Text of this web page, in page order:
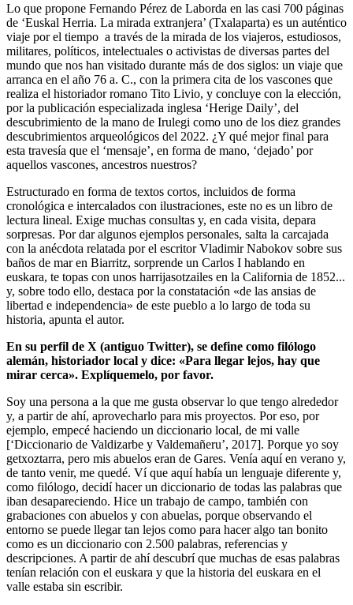
Lo que propone Fernando Pérez de Laborda en las casi 700 páginas
de ‘Euskal Herria. La mirada extranjera’ (Txalaparta) es un auténtico
viaje por el tiempo a través de la mirada de los viajeros, estudiosos,
militares, políticos, intelectuales o activistas de diversas partes del
mundo que nos han visitado durante más de dos siglos: un viaje que
arranca en el año 76 a. C., con la primera cita de los vascones que
realiza el historiador romano Tito Livio, y concluye con la elección,
por la publicación especializada inglesa ‘Herige Daily’, del
descubrimiento de la mano de Irulegi como uno de los diez grandes
descubrimientos arqueológicos del 2022. ¿Y qué mejor final para
esta travesía que el ‘mensaje’, en forma de mano, ‘dejado’ por
aquellos vascones, ancestros nuestros?
Estructurado en forma de textos cortos, incluidos de forma
cronológica e intercalados con ilustraciones, este no es un libro de
lectura lineal. Exige muchas consultas y, en cada visita, depara
sorpresas. Por dar algunos ejemplos personales, salta la carcajada
con la anécdota relatada por el escritor Vladimir Nabokov sobre sus
baños de mar en Biarritz, sorprende un Carlos I hablando en
euskara, te topas con unos harrijasotzailes en la California de 1852...
y, sobre todo ello, destaca por la constatación «de las ansias de
libertad e independencia» de este pueblo a lo largo de toda su
historia, apunta el autor.
En su perfil de X (antiguo Twitter), se define como filólogo
alemán, historiador local y dice: «Para llegar lejos, hay que
mirar cerca». Explíquemelo, por favor.
Soy una persona a la que me gusta observar lo que tengo alrededor
y, a partir de ahí, aprovecharlo para mis proyectos. Por eso, por
ejemplo, empecé haciendo un diccionario local, de mi valle
[‘Diccionario de Valdizarbe y Valdemañeru’, 2017]. Porque yo soy
getxoztarra, pero mis abuelos eran de Gares. Venía aquí en verano y,
de tanto venir, me quedé. Ví que aquí había un lenguaje diferente y,
como filólogo, decidí hacer un diccionario de todas las palabras que
iban desapareciendo. Hice un trabajo de campo, también con
grabaciones con abuelos y con abuelas, porque observando el
entorno se puede llegar tan lejos como para hacer algo tan bonito
como es un diccionario con 2.500 palabras, referencias y
descripciones. A partir de ahí descubrí que muchas de esas palabras
tenían relación con el euskara y que la historia del euskara en el
valle estaba sin escribir.